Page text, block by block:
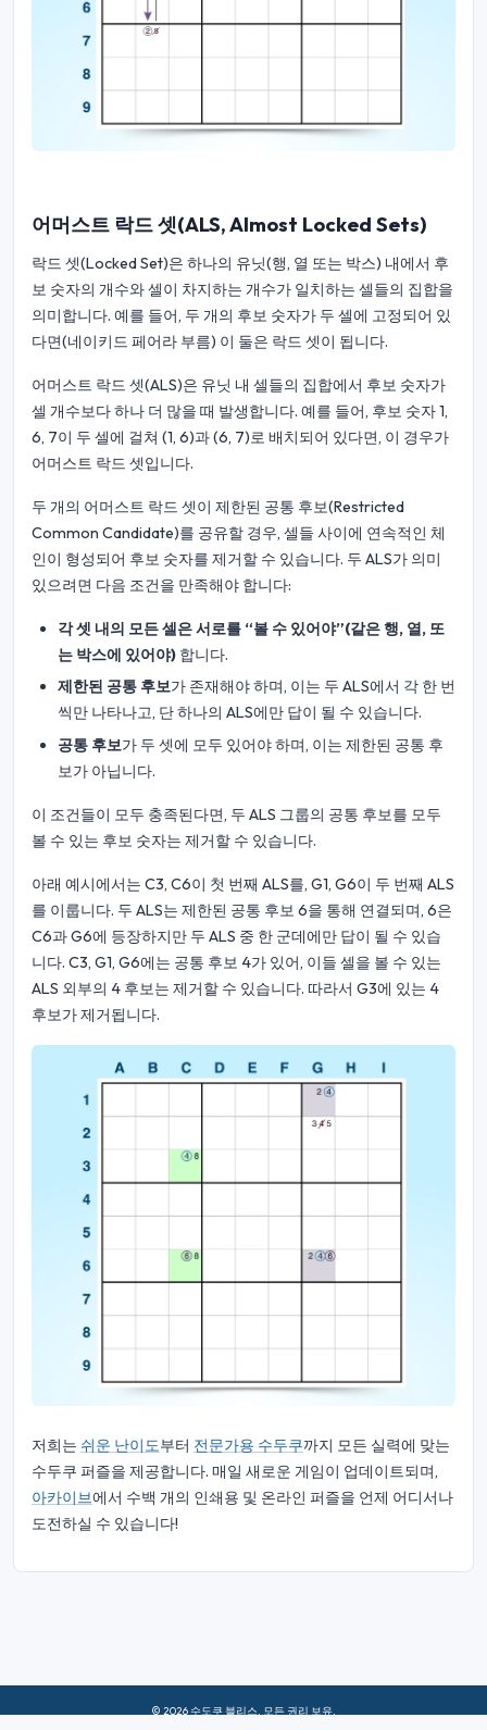
어머스트 락드 셋(ALS, Almost Locked Sets)
락드 셋(Locked Set)은 하나의 유닛(행, 열 또는 박스) 내에서 후
보 숫자의 개수와 셀이 차지하는 개수가 일치하는 셀들의 집합을
의미합니다. 예를 들어, 두 개의 후보 숫자가 두 셀에 고정되어 있
다면(네이키드 페어라 부름) 이 둘은 락드 셋이 됩니다.
어머스트 락드 셋(ALS)은 유닛 내 셀들의 집합에서 후보 숫자가
셀 개수보다 하나 더 많을 때 발생합니다. 예를 들어, 후보 숫자 1,
6, 7이 두 셀에 걸쳐 (1, 6)과 (6, 7)로 배치되어 있다면, 이 경우가
어머스트 락드 셋입니다.
두 개의 어머스트 락드 셋이 제한된 공통 후보(Restricted
Common Candidate)를 공유할 경우, 셀들 사이에 연속적인 체
인이 형성되어 후보 숫자를 제거할 수 있습니다. 두 ALS가 의미
있으려면 다음 조건을 만족해야 합니다:
각 셋 내의 모든 셀은 서로를 “볼 수 있어야”(같은 행, 열, 또
는 박스에 있어야) 합니다.
제한된 공통 후보가 존재해야 하며, 이는 두 ALS에서 각 한 번
씩만 나타나고, 단 하나의 ALS에만 답이 될 수 있습니다.
공통 후보가 두 셋에 모두 있어야 하며, 이는 제한된 공통 후
보가 아닙니다.
이 조건들이 모두 충족된다면, 두 ALS 그룹의 공통 후보를 모두
볼 수 있는 후보 숫자는 제거할 수 있습니다.
아래 예시에서는 C3, C6이 첫 번째 ALS를, G1, G6이 두 번째 ALS
를 이룹니다. 두 ALS는 제한된 공통 후보 6을 통해 연결되며, 6은
C6과 G6에 등장하지만 두 ALS 중 한 군데에만 답이 될 수 있습
니다. C3, G1, G6에는 공통 후보 4가 있어, 이들 셀을 볼 수 있는
ALS 외부의 4 후보는 제거할 수 있습니다. 따라서 G3에 있는 4
후보가 제거됩니다.
저희는 쉬운 난이도부터 전문가용 수두쿠까지 모든 실력에 맞는
수두쿠 퍼즐을 제공합니다. 매일 새로운 게임이 업데이트되며,
아카이브에서 수백 개의 인쇄용 및 온라인 퍼즐을 언제 어디서나
도전하실 수 있습니다!
© 2026 수도쿠 블리스. 모든 권리 보유.